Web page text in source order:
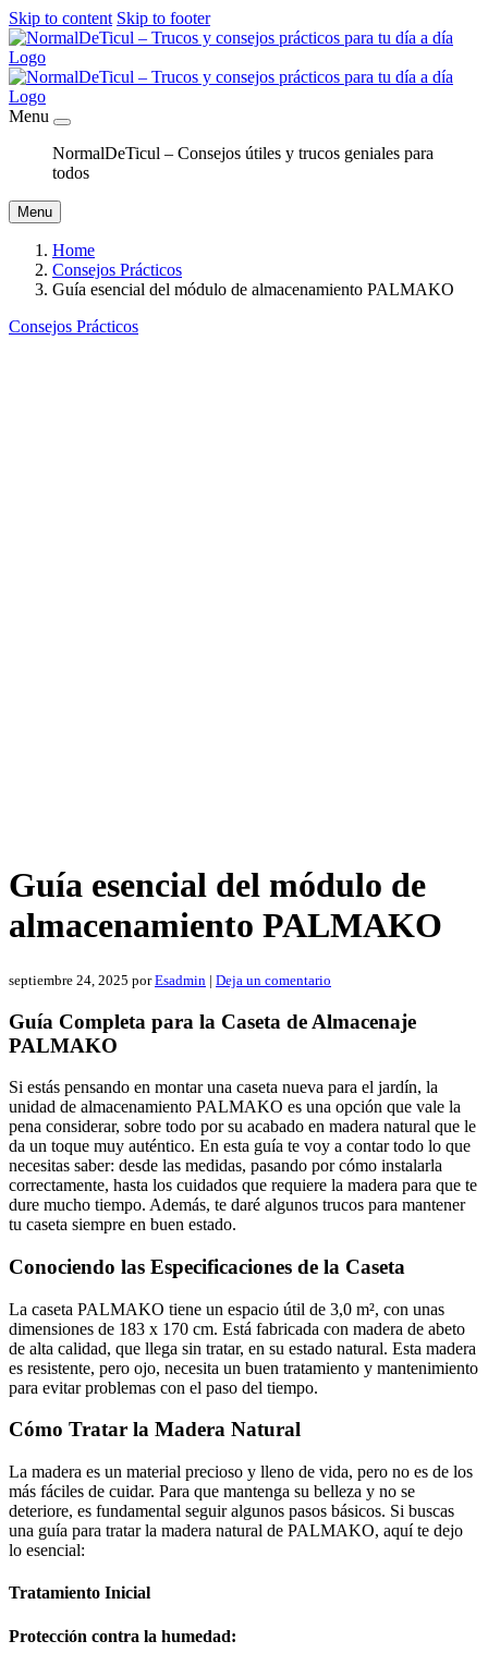
Skip to content Skip to footer
Menu
NormalDeTicul – Consejos útiles y trucos geniales para
todos
Menu
Home
Consejos Prácticos
Guía esencial del módulo de almacenamiento PALMAKO
Consejos Prácticos
Guía esencial del módulo de
almacenamiento PALMAKO
septiembre 24, 2025 porEsadmin | Deja un comentario
Guía Completa para la Caseta de Almacenaje
PALMAKO
Si estás pensando en montar una caseta nueva para el jardín, la
unidad de almacenamiento PALMAKO es una opción que vale la
pena considerar, sobre todo por su acabado en madera natural que le
da un toque muy auténtico. En esta guía te voy a contar todo lo que
necesitas saber: desde las medidas, pasando por cómo instalarla
correctamente, hasta los cuidados que requiere la madera para que te
dure mucho tiempo. Además, te daré algunos trucos para mantener
tu caseta siempre en buen estado.
Conociendo las Especificaciones de la Caseta
La caseta PALMAKO tiene un espacio útil de 3,0 m², con unas
dimensiones de 183 x 170 cm. Está fabricada con madera de abeto
de alta calidad, que llega sin tratar, en su estado natural. Esta madera
es resistente, pero ojo, necesita un buen tratamiento y mantenimiento
para evitar problemas con el paso del tiempo.
Cómo Tratar la Madera Natural
La madera es un material precioso y lleno de vida, pero no es de los
más fáciles de cuidar. Para que mantenga su belleza y no se
deteriore, es fundamental seguir algunos pasos básicos. Si buscas
una guía para tratar la madera natural de PALMAKO, aquí te dejo
lo esencial:
Tratamiento Inicial
Protección contra la humedad: